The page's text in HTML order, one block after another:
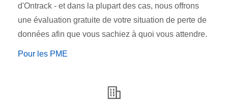
d'Ontrack - et dans la plupart des cas, nous offrons
une évaluation gratuite de votre situation de perte de
données afin que vous sachiez à quoi vous attendre.
Pour les PME